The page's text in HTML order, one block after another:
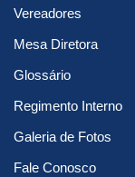
Vereadores
Mesa Diretora
Glossário
Regimento Interno
Galeria de Fotos
Fale Conosco